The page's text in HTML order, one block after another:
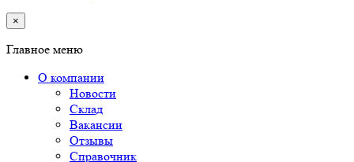
×
Главное меню
О компании
Новости
Склад
Вакансии
Отзывы
Справочник